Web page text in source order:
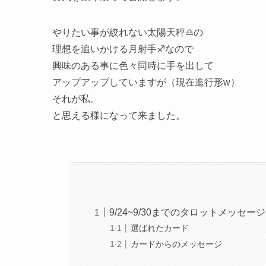
やりたい事が絞れない太陽天秤♎️の
理想を追いかける月射手♐️なので
興味のある事に色々同時に手を出して
アップアップしていますが（現在進行形w）
それが私。
と思える様になって来ました。
9/24~9/30までのタロットメッセージ
選ばれたカード
カードからのメッセージ